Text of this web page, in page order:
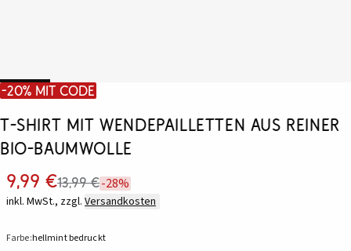
-20% mit Code
T-Shirt mit Wendepailletten aus reiner
Bio-Baumwolle
9,99 €13,99 €-28%
inkl. MwSt., zzgl. Versandkosten
Farbe:hellmint bedruckt